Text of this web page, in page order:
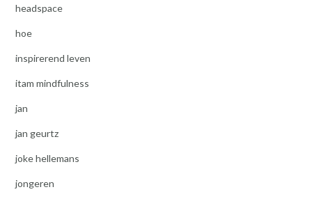
headspace
hoe
inspirerend leven
itam mindfulness
jan
jan geurtz
joke hellemans
jongeren